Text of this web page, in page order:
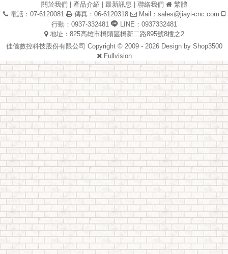
關於我們 產品介紹 最新訊息 聯絡我們
繁體
電話：07-6120081
傳真：06-6120318 Mail： sales@jiayi-cnc.com
行動：0937-332481
LINE：0937332481
地址：825高雄市橋頭區橋新二路895號8樓之2
佳儀數控科技股份有限公司 Copyright © 2009 - 2026 Design by Shop3500
Fullvision